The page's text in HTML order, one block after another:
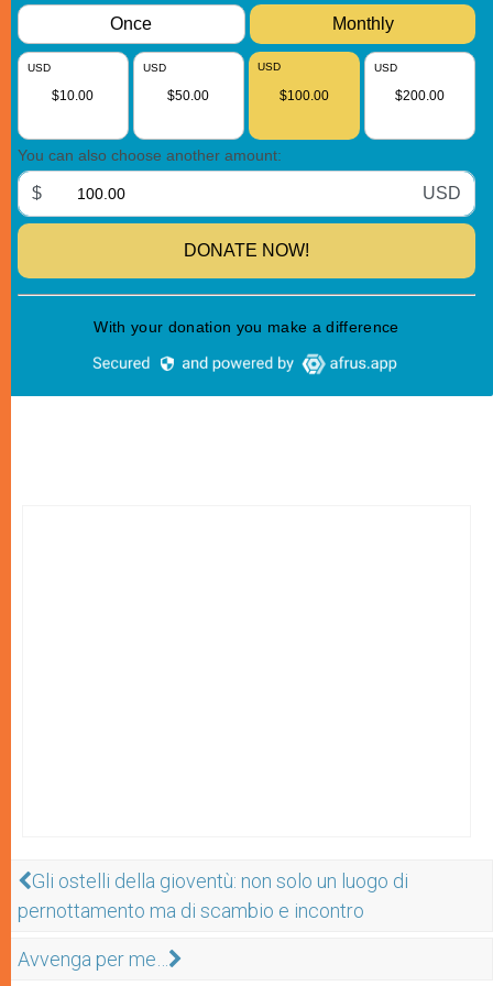
Gli ostelli della gioventù: non solo un luogo di
pernottamento ma di scambio e incontro
Avvenga per me…